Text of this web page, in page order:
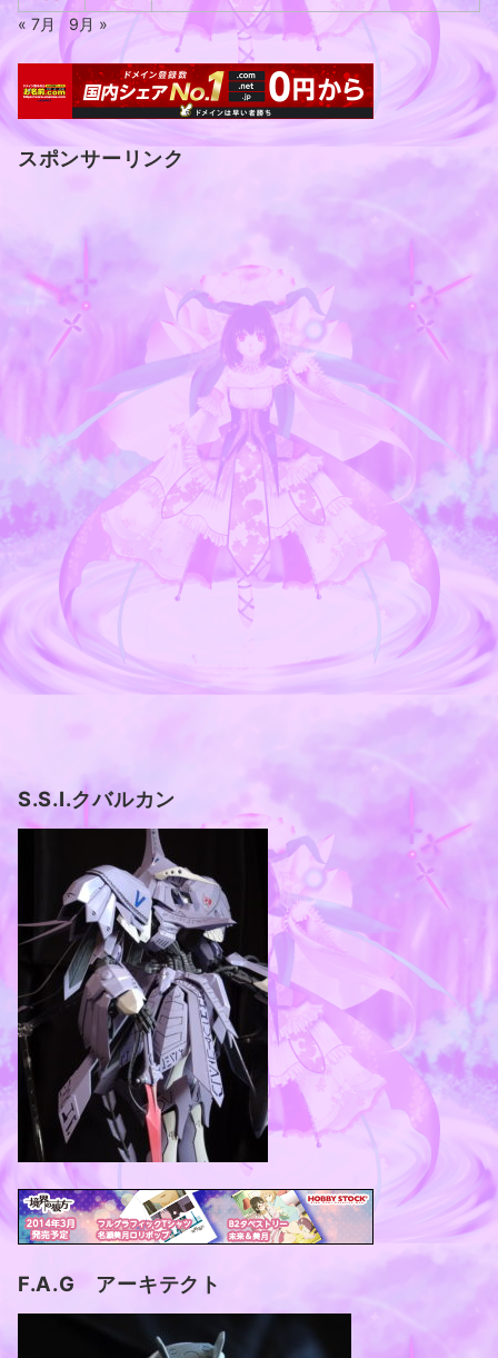
« 7月
9月 »
スポンサーリンク
S.S.I.クバルカン
F.A.G アーキテクト